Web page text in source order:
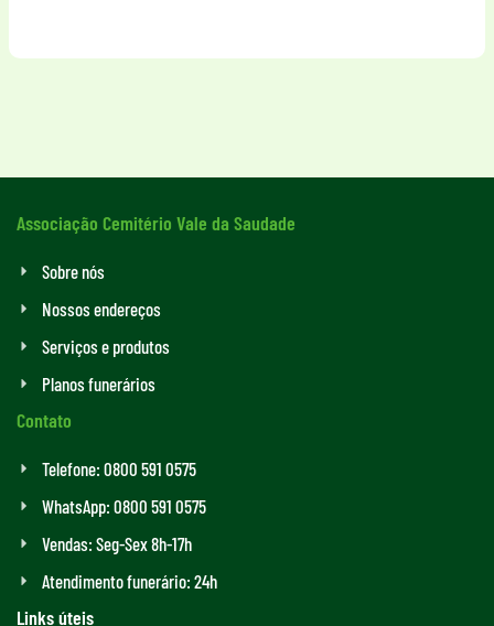
Associação Cemitério Vale da Saudade
Sobre nós
Nossos endereços
Serviços e produtos
Planos funerários
Contato
Telefone: 0800 591 0575
WhatsApp: 0800 591 0575
Vendas: Seg-Sex 8h-17h
Atendimento funerário: 24h
Links úteis